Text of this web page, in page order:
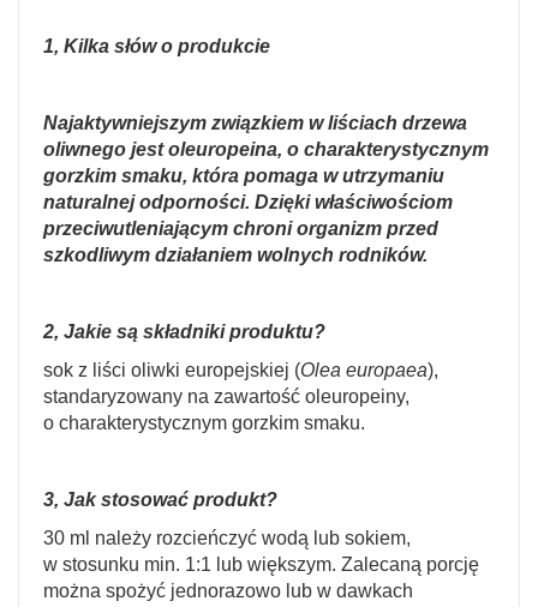
1, Kilka słów o produkcie
Najaktywniejszym związkiem w liściach drzewa
oliwnego jest oleuropeina, o charakterystycznym
gorzkim smaku, która pomaga w utrzymaniu
naturalnej odporności. Dzięki właściwościom
przeciwutleniającym chroni organizm przed
szkodliwym działaniem wolnych rodników.
2, Jakie są składniki produktu?
sok z liści oliwki europejskiej (Olea europaea),
standaryzowany na zawartość oleuropeiny,
o charakterystycznym gorzkim smaku.
3, Jak stosować produkt?
30 ml należy rozcieńczyć wodą lub sokiem,
w stosunku min. 1:1 lub większym. Zalecaną porcję
można spożyć jednorazowo lub w dawkach